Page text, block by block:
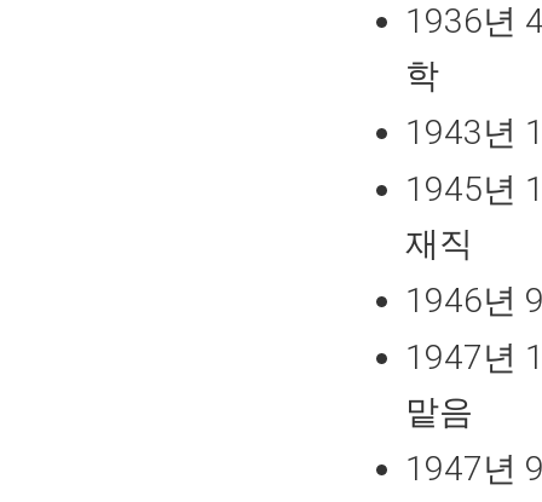
1936년
학
1943년
1945년
재직
1946년
1947년
맡음
1947년